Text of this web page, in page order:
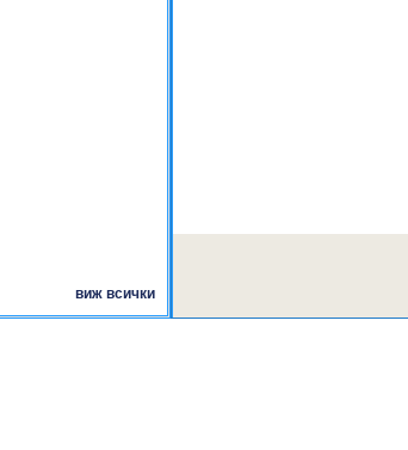
виж всички